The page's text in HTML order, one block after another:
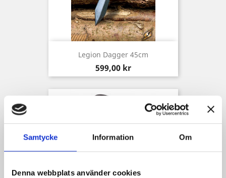
Samtycke Information Om
Denna webbplats använder cookies
Legion Dagger 45cm
Pris
599,00 kr